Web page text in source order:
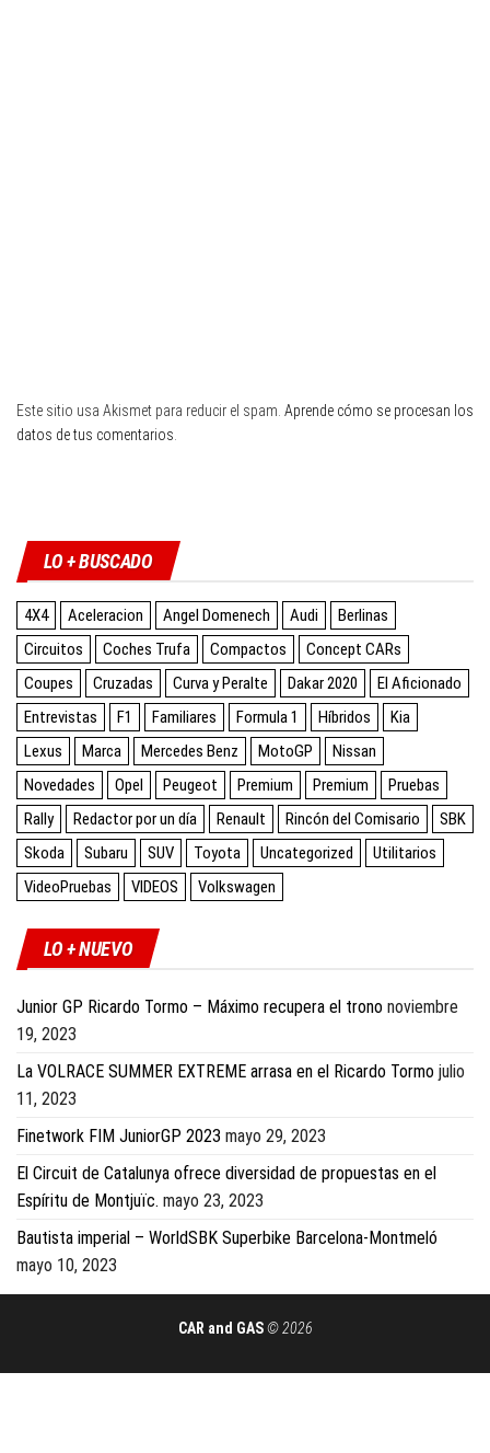
Este sitio usa Akismet para reducir el spam. Aprende cómo se procesan los
datos de tus comentarios
LO + BUSCADO
4X4 Aceleracion Angel Domenech Audi
Berlinas
Circuitos
Coches Trufa Compactos
Concept CARs
Coupes
Cruzadas Curva y Peralte Dakar 2020
El Aficionado
Entrevistas
F1 Familiares Formula 1 Híbridos
Kia
Lexus
Marca Mercedes Benz MotoGP
Nissan
Novedades
Opel Peugeot Premium Premium
Pruebas
Rally
Redactor por un día Renault Rincón del Comisario
SBK
Skoda
Subaru SUV Toyota Uncategorized
Utilitarios
VideoPruebas
VIDEOS Volkswagen
LO + NUEVO
Junior GP Ricardo Tormo – Máximo recupera el trono noviembre
19, 2023
La VOLRACE SUMMER EXTREME arrasa en el Ricardo Tormo julio
11, 2023
Finetwork FIM JuniorGP 2023 mayo 29, 2023
El Circuit de Catalunya ofrece diversidad de propuestas en el
Espíritu de Montjuïc. mayo 23, 2023
Bautista imperial – WorldSBK Superbike Barcelona-Montmeló
mayo 10, 2023
CAR and GAS © 2026